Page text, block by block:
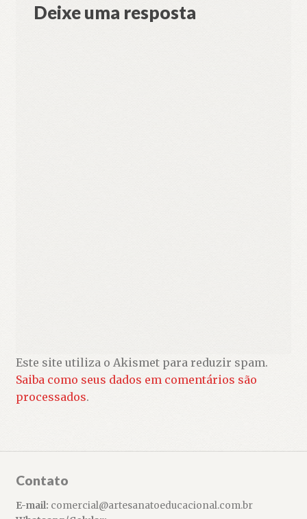
Deixe uma resposta
Este site utiliza o Akismet para reduzir spam.
Saiba como seus dados em comentários são
processados.
Contato
E-mail: comercial@artesanatoeducacional.com.br